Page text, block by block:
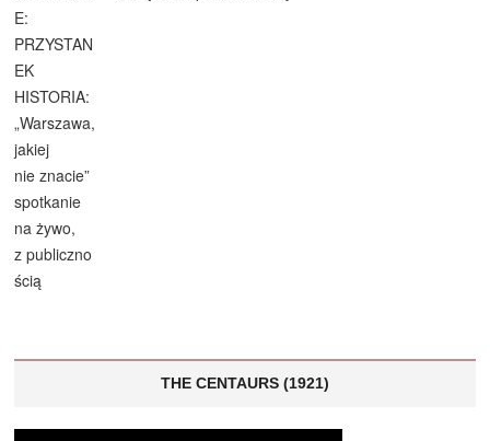
THE CENTAURS (1921)